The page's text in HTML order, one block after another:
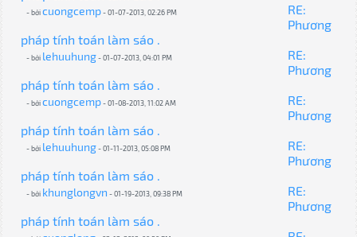
- bởicuongcemp- 01-07-2013, 02:26 PM
RE:
Phương
pháp tính toán làm sáo .
- bởi lehuuhung- 01-07-2013, 04:01 PM
RE:
Phương
pháp tính toán làm sáo .
- bởicuongcemp- 01-08-2013, 11:02 AM
RE:
Phương
pháp tính toán làm sáo .
- bởi lehuuhung- 01-11-2013, 05:08 PM
RE:
Phương
pháp tính toán làm sáo .
- bởi khunglongvn - 01-19-2013, 09:38 PM
RE:
Phương
pháp tính toán làm sáo .